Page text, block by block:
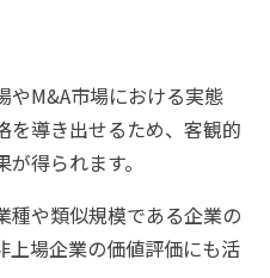
やM&A市場における実態
を導き出せるため、客観的
得られます。
種や類似規模である企業の
上場企業の価値評価にも活